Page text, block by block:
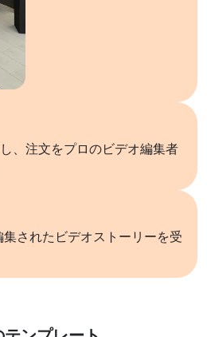
、注文をプロのビデオ編集者
されたビデオストーリーを受
くはこちら